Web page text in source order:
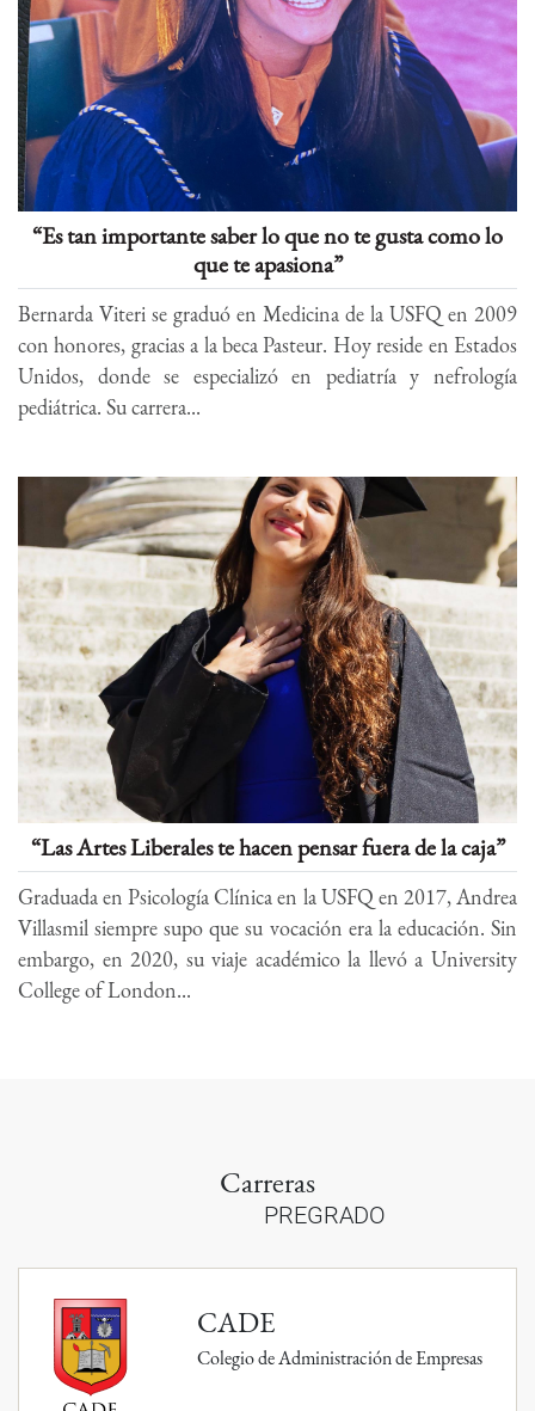
“Es tan importante saber lo que no te gusta como lo
que te apasiona”
Bernarda Viteri se graduó en Medicina de la USFQ en 2009
con honores, gracias a la beca Pasteur. Hoy reside en Estados
Unidos, donde se especializó en pediatría y nefrología
pediátrica. Su carrera...
“Las Artes Liberales te hacen pensar fuera de la caja”
Graduada en Psicología Clínica en la USFQ en 2017, Andrea
Villasmil siempre supo que su vocación era la educación. Sin
embargo, en 2020, su viaje académico la llevó a University
College of London...
Carreras
PREGRADO
CADE
Colegio de Administración de Empresas